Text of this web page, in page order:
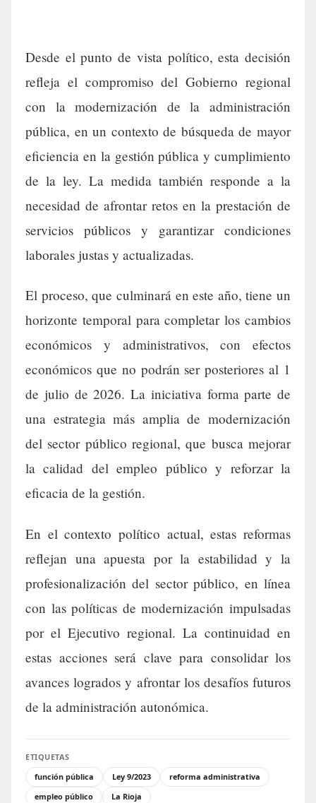
Desde el punto de vista político, esta decisión
refleja el compromiso del Gobierno regional
con la modernización de la administración
pública, en un contexto de búsqueda de mayor
eficiencia en la gestión pública y cumplimiento
de la ley. La medida también responde a la
necesidad de afrontar retos en la prestación de
servicios públicos y garantizar condiciones
laborales justas y actualizadas.
El proceso, que culminará en este año, tiene un
horizonte temporal para completar los cambios
económicos y administrativos, con efectos
económicos que no podrán ser posteriores al 1
de julio de 2026. La iniciativa forma parte de
una estrategia más amplia de modernización
del sector público regional, que busca mejorar
la calidad del empleo público y reforzar la
eficacia de la gestión.
En el contexto político actual, estas reformas
reflejan una apuesta por la estabilidad y la
profesionalización del sector público, en línea
con las políticas de modernización impulsadas
por el Ejecutivo regional. La continuidad en
estas acciones será clave para consolidar los
avances logrados y afrontar los desafíos futuros
de la administración autonómica.
ETIQUETAS
función pública
Ley 9/2023
reforma administrativa
empleo público
La Rioja